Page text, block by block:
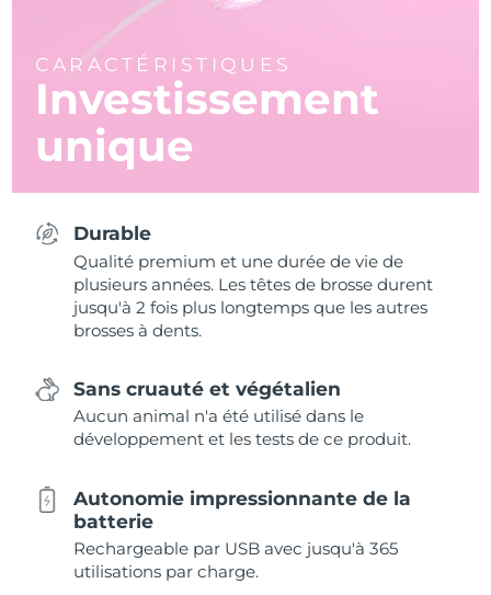
CARACTÉRISTIQUES
Investissement
unique
Durable
Qualité premium et une durée de vie de
plusieurs années. Les têtes de brosse durent
jusqu'à 2 fois plus longtemps que les autres
brosses à dents.
Sans cruauté et végétalien
Aucun animal n'a été utilisé dans le
développement et les tests de ce produit.
Autonomie impressionnante de la
batterie
Rechargeable par USB avec jusqu'à 365
utilisations par charge.